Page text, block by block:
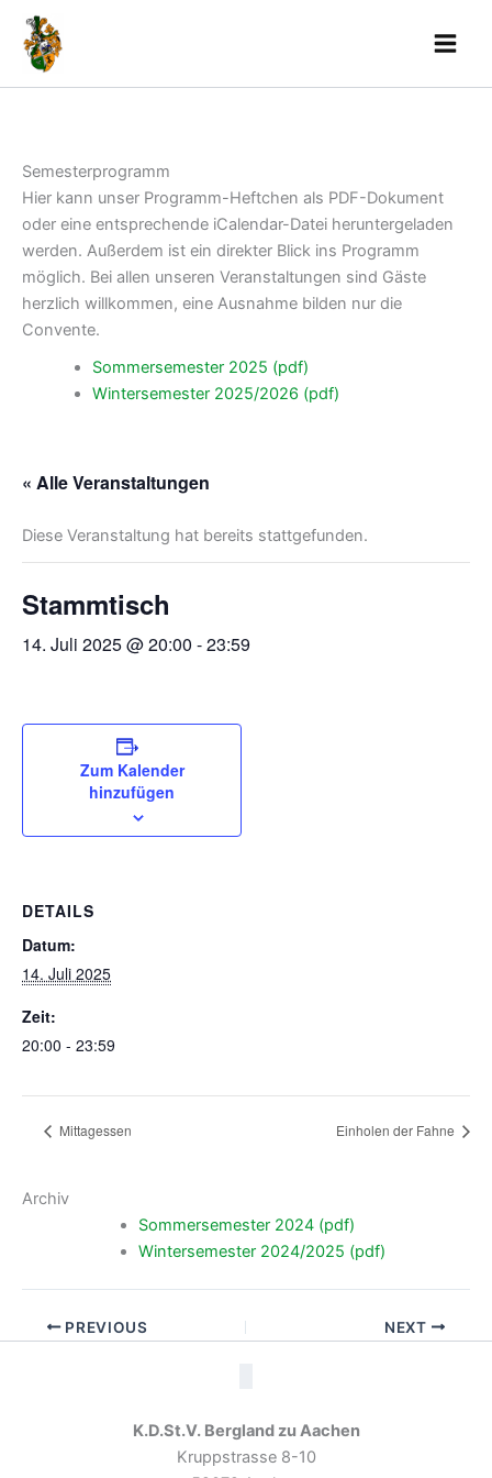
content
Semesterprogramm
Hier kann unser Programm-Heftchen als PDF-Dokument
oder eine entsprechende iCalendar-Datei heruntergeladen
werden. Außerdem ist ein direkter Blick ins Programm
möglich. Bei allen unseren Veranstaltungen sind Gäste
herzlich willkommen, eine Ausnahme bilden nur die
Convente.
Sommersemester 2025 (pdf)
Wintersemester 2025/2026 (pdf)
« Alle Veranstaltungen
Diese Veranstaltung hat bereits stattgefunden.
Stammtisch
14. Juli 2025 @ 20:00 -23:59
Zum Kalender
hinzufügen
DETAILS
Datum:
14. Juli 2025
Zeit:
20:00 - 23:59
Mittagessen Einholen der Fahne
Archiv
Sommersemester 2024 (pdf)
Wintersemester 2024/2025 (pdf)
PREVIOUS NEXT
K.D.St.V. Bergland zu Aachen
Kruppstrasse 8-10